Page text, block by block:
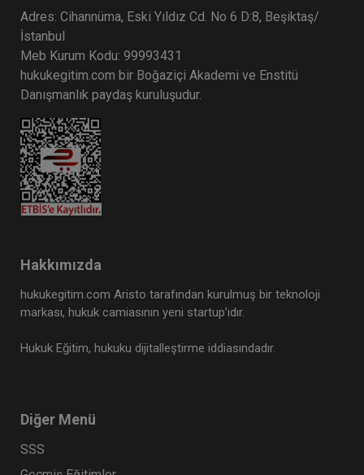
Adres: Cihannüma, Eski Yıldız Cd. No 6 D:8, Beşiktaş/
İstanbul
Meb Kurum Kodu: 99993431
hukukegitim.com bir Boğaziçi Akademi ve Enstitü
Danışmanlık paydaş kuruluşudur.
Hakkımızda
hukukegitim.com Aristo tarafından kurulmuş bir teknoloji
markası, hukuk camiasının yeni startup’ıdır.
Hukuk Eğitim, hukuku dijitalleştirme iddiasındadır.
Diğer Menü
SSS